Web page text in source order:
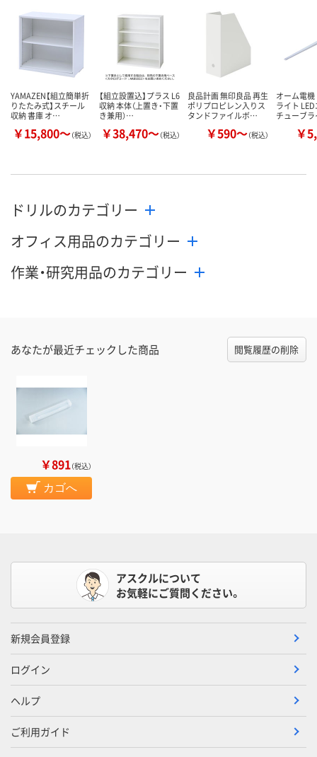
カゴへ カゴへ
YAMAZEN【組立簡単折
りたたみ式】スチール
収納 書庫 オ…
￥15,800～（税込）
【組立設置込】プラス L6
収納 本体（上置き・下置
き兼用）…
￥38,470～（税込）
良品計画 無印良品 再生
ポリプロピレン入りス
タンドファイルボ…
￥590～（税込）
オーム電機
ライト
チューブ
￥
ドリルのカテゴリー
オフィス用品のカテゴリー
作業・研究用品のカテゴリー
あなたが最近チェックした商品 閲覧履歴の削除
￥891（税込）
カゴへ
アスクルについて
お気軽にご質問ください。
新規会員登録
ログイン
ヘルプ
ご利用ガイド